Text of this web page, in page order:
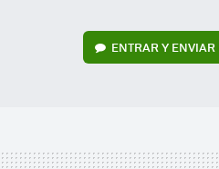
ENTRAR Y